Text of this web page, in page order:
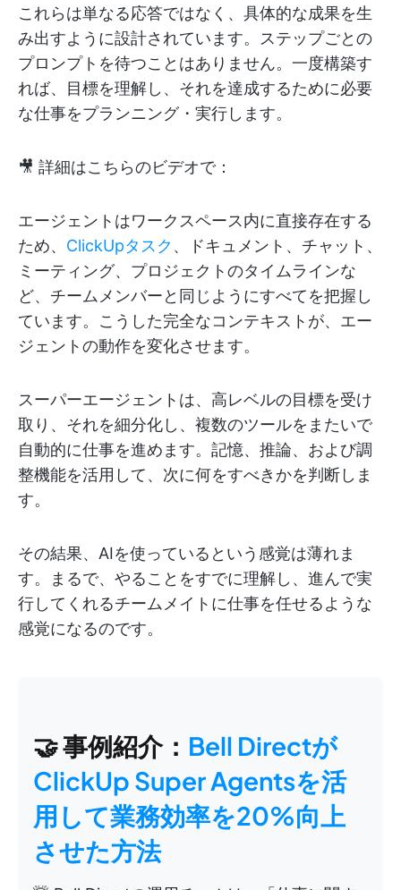
これらは単なる応答ではなく、具体的な成果を生
み出すように設計されています。ステップごとの
プロンプトを待つことはありません。一度構築す
れば、目標を理解し、それを達成するために必要
な仕事をプランニング・実行します。
🎥 詳細はこちらのビデオで：
エージェントはワークスペース内に直接存在する
ため、 ClickUpタスク 、ドキュメント、チャット、
ミーティング、プロジェクトのタイムラインな
ど、チームメンバーと同じようにすべてを把握し
ています。こうした完全なコンテキストが、エー
ジェントの動作を変化させます。
スーパーエージェントは、高レベルの目標を受け
取り、それを細分化し、複数のツールをまたいで
自動的に仕事を進めます。記憶、推論、および調
整機能を活用して、次に何をすべきかを判断しま
す。
その結果、AIを使っているという感覚は薄れま
す。まるで、やることをすでに理解し、進んで実
行してくれるチームメイトに仕事を任せるような
感覚になるのです。
🤝 事例紹介： Bell Directが
ClickUp Super Agentsを活
用して業務効率を20%向上
させた方法